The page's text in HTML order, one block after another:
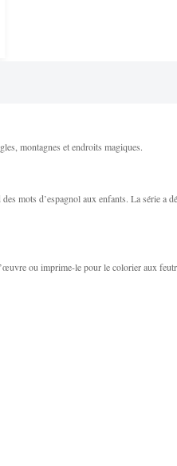
montagnes et endroits magiques.
mots d’espagnol aux enfants. La série a
ou imprime-le pour le colorier aux